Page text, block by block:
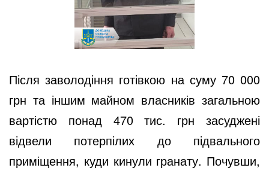
Після заволодіння готівкою на суму 70 000
грн та іншим майном власників загальною
вартістю понад 470 тис. грн засуджені
відвели потерпілих до підвального
приміщення, куди кинули гранату. Почувши,